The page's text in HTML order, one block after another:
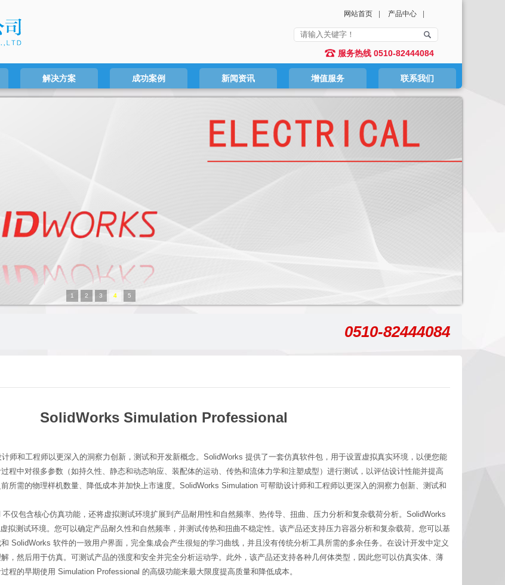
网站首页 产品中心
服务热线 0510-82444084
解决方案 成功案例 新闻资讯 增值服务 联系我们
1 2 3 4 5
0510-82444084
SolidWorks Simulation Professional
师和工程师以更深入的洞察力创新，测试和开发新概念。SolidWorks 提供了一套仿真软件包，用于设置虚拟真实环境，以便您能
程中对很多参数（如持久性、静态和动态响应、装配体的运动、传热和流体力学和注塑成型）进行测试，以评估设计性能并提高
所需的物理样机数量、降低成本并加快上市速度。SolidWorks Simulation 可帮助设计师和工程师以更深入的洞察力创新、测试和
仅包含核心仿真功能，还将虚拟测试环境扩展到产品耐用性和自然频率、热传导、扭曲、压力分析和复杂载荷分析。SolidWorks
拟测试环境。您可以确定产品耐久性和自然频率，并测试传热和扭曲不稳定性。该产品还支持压力容器分析和复杂载荷。您可以基
SolidWorks 软件的一致用户界面，完全集成会产生很短的学习曲线，并且没有传统分析工具所需的多余任务。在设计开发中定义
，然后用于仿真。可测试产品的强度和安全并完全分析运动学。此外，该产品还支持各种几何体类型，因此您可以仿真实体、薄
程的早期使用 Simulation Professional 的高级功能来最大限度提高质量和降低成本。